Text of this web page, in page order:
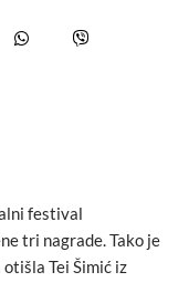
festival
tri nagrade. Tako je
Tei Šimić iz